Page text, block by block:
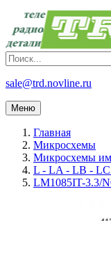
sale@trd.novline.ru
Меню
Главная
Микросхемы
Микросхемы
L - LA - LB -
LM1085IT-3.3/